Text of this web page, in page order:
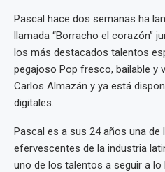
Pascal hace dos semanas ha
llamada “Borracho el corazón”
los más destacados talentos
pegajoso Pop fresco, bailable y
Carlos Almazán y ya está
digitales.
Pascal es a sus 24 años una de
efervescentes de la industria
uno de los talentos a seguir a lo